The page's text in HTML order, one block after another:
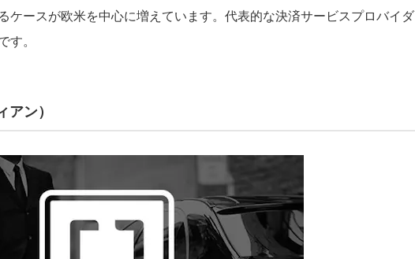
ケースが欧米を中心に増えています。代表的な決済サービスプロバイダ
す。
ン）